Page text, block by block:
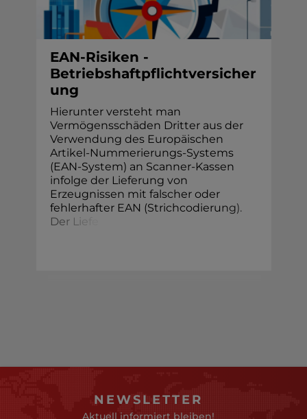
EAN-Risiken -
Betriebshaftpflichtversicher
ung
Hierunter versteht man
Vermögensschäden Dritter aus der
Verwendung des Europäischen
Artikel-Nummerierungs-Systems
(EAN-System) an Scanner-Kassen
infolge der Lieferung von
Erzeugnissen mit falscher oder
fehlerhafter EAN (Strichcodierung).
Der Lie
NEWSLETTER
Aktuell informiert bleiben!